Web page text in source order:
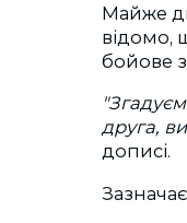
Майже
відомо,
бойове
друга,
дописі.